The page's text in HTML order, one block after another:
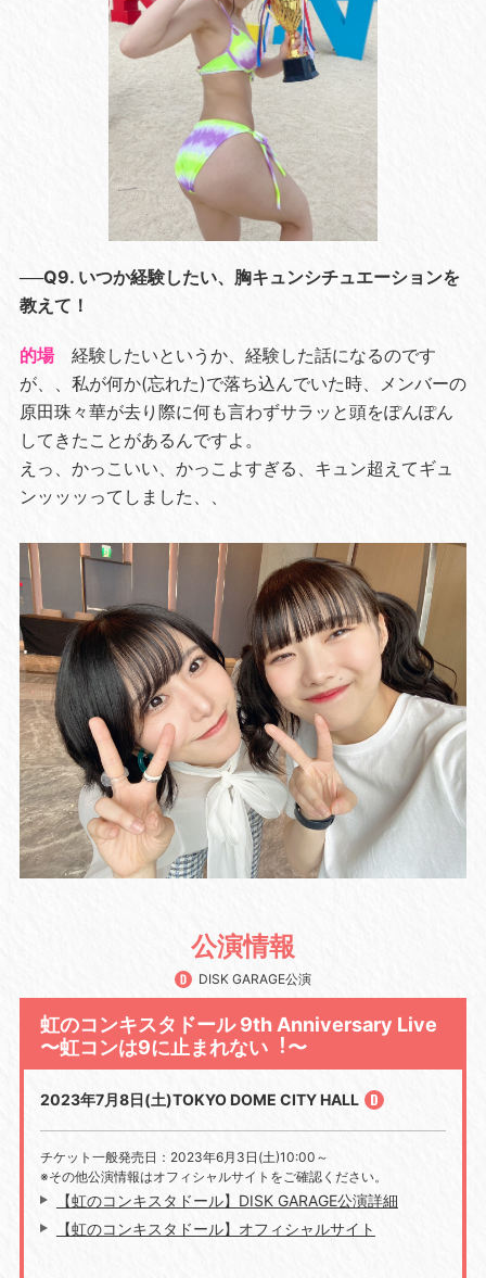
──Q9. いつか経験したい、胸キュンシチュエーションを
教えて！
的場
経験したいというか、経験した話になるのです
が、、私が何か(忘れた)で落ち込んでいた時、メンバーの
原田珠々華が去り際に何も言わずサラッと頭をぽんぽん
してきたことがあるんですよ。
えっ、かっこいい、かっこよすぎる、キュン超えてギュ
ンッッッってしました、、
公演情報
DISK GARAGE公演
虹のコンキスタドール 9th Anniversary Live
〜虹コンは9に⽌まれない︕〜
2023年7月8日(土)TOKYO DOME CITY HALL
チケット一般発売日： 2023年6月 3 日 (土)10:00～
※その他公演情報はオフィシャルサイトをご確認ください。
【虹のコンキスタドール】DISK GARAGE公演詳細
【虹のコンキスタドール】オフィシャルサイト